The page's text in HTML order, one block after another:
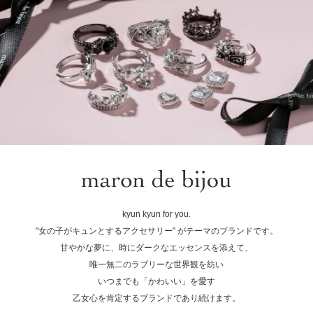
kyun kyun for you.
"女の子がキュンとするアクセサリー" がテーマのブランドです。
甘やかな夢に、時にダークなエッセンスを添えて、
唯一無二のラブリーな世界観を紡い
いつまでも「かわいい」を愛す
乙女心を肯定するブランドであり続けます。